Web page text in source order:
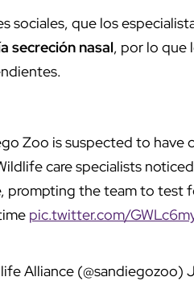
sociales, que los
secreción nasal, por lo que
Zoo is suspected to have
care specialists
prompting the team to test
pic.twitter.com/
Alliance (@sandiegozoo)